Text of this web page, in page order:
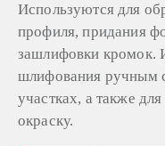
Используются для
профиля, придания
зашлифовки кромок.
шлифования ручным
участках, а также
окраску.